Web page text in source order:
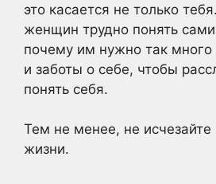
это касается не только
женщин трудно понять
почему им нужно так много
и заботы о себе, чтобы
понять себя.
Тем не менее, не исчезайте
жизни.